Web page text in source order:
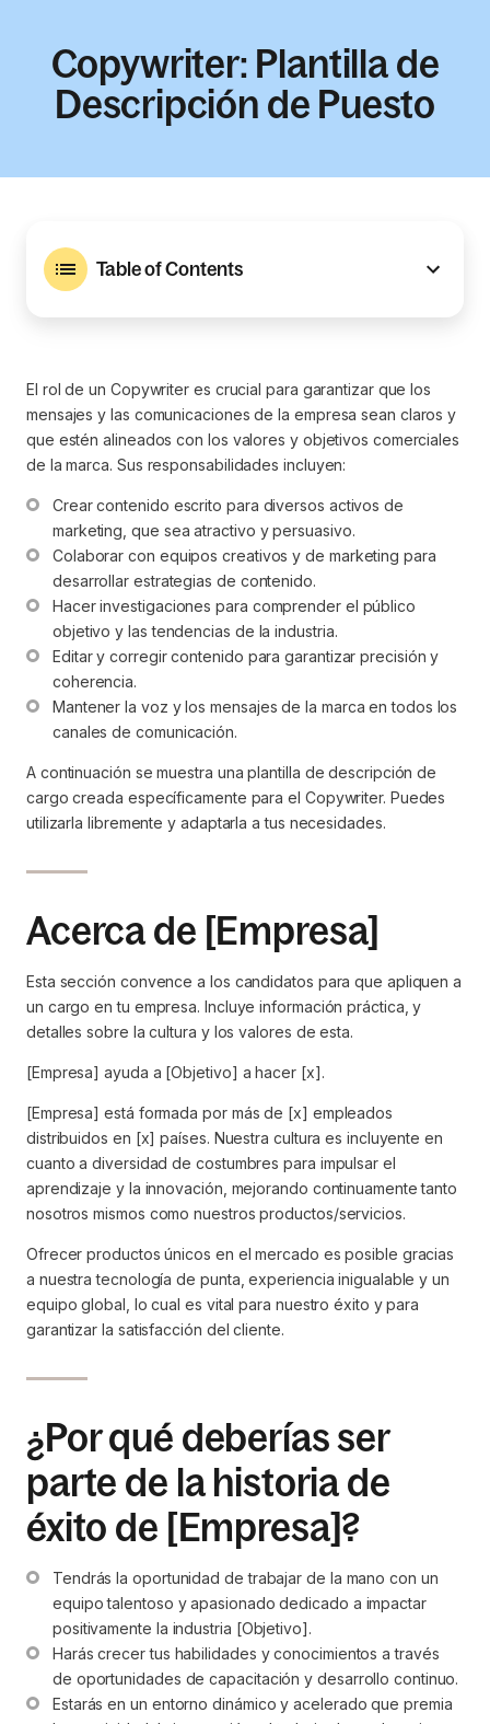
Copywriter: Plantilla de
Descripción de Puesto
Table of Contents
El rol de un Copywriter es crucial para garantizar que los
mensajes y las comunicaciones de la empresa sean claros y
que estén alineados con los valores y objetivos comerciales
de la marca. Sus responsabilidades incluyen:
Crear contenido escrito para diversos activos de
marketing, que sea atractivo y persuasivo.
Colaborar con equipos creativos y de marketing para
desarrollar estrategias de contenido.
Hacer investigaciones para comprender el público
objetivo y las tendencias de la industria.
Editar y corregir contenido para garantizar precisión y
coherencia.
Mantener la voz y los mensajes de la marca en todos los
canales de comunicación.
A continuación se muestra una plantilla de descripción de
cargo creada específicamente para el Copywriter. Puedes
utilizarla libremente y adaptarla a tus necesidades.
Acerca de [Empresa]
Esta sección convence a los candidatos para que apliquen a
un cargo en tu empresa. Incluye información práctica, y
detalles sobre la cultura y los valores de esta.
[Empresa] ayuda a [Objetivo] a hacer [x].
[Empresa] está formada por más de [x] empleados
distribuidos en [x] países. Nuestra cultura es incluyente en
cuanto a diversidad de costumbres para impulsar el
aprendizaje y la innovación, mejorando continuamente tanto
nosotros mismos como nuestros productos/servicios.
Ofrecer productos únicos en el mercado es posible gracias
a nuestra tecnología de punta, experiencia inigualable y un
equipo global, lo cual es vital para nuestro éxito y para
garantizar la satisfacción del cliente.
¿Por qué deberías ser
parte de la historia de
éxito de [Empresa]?
Tendrás la oportunidad de trabajar de la mano con un
equipo talentoso y apasionado dedicado a impactar
positivamente la industria [Objetivo].
Harás crecer tus habilidades y conocimientos a través
de oportunidades de capacitación y desarrollo continuo.
Estarás en un entorno dinámico y acelerado que premia